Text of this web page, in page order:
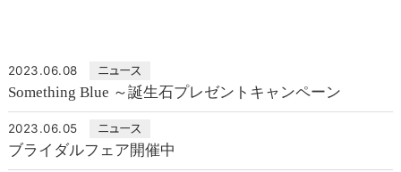
2023.06.08 ニュース
Something Blue ～誕生石プレゼントキャンペーン
2023.06.05 ニュース
ブライダルフェア開催中